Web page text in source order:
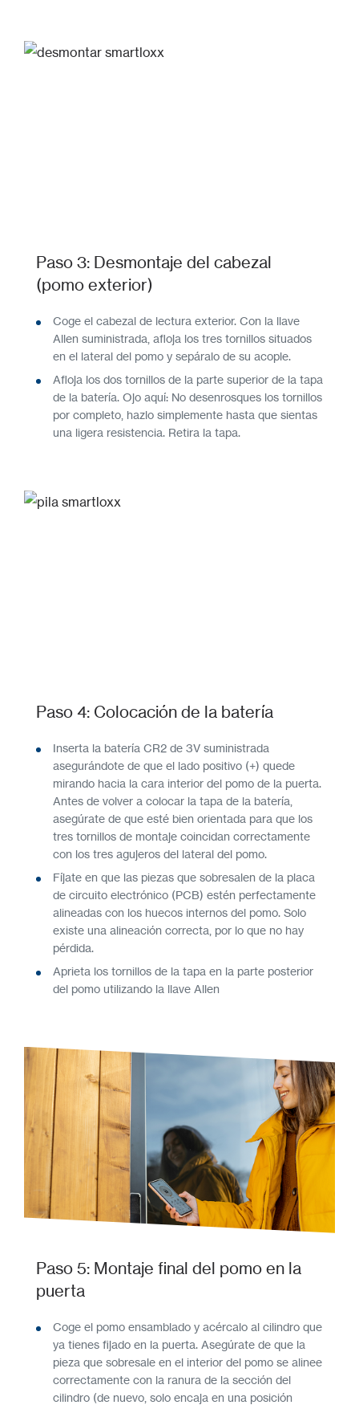
Paso 3: Desmontaje del cabezal
(pomo exterior)
Coge el cabezal de lectura exterior. Con la llave
Allen suministrada, afloja los tres tornillos situados
en el lateral del pomo y sepáralo de su acople.
Afloja los dos tornillos de la parte superior de la tapa
de la batería. Ojo aquí: No desenrosques los tornillos
por completo, hazlo simplemente hasta que sientas
una ligera resistencia. Retira la tapa.
Paso 4: Colocación de la batería
Inserta la batería CR2 de 3V suministrada
asegurándote de que el lado positivo (+) quede
mirando hacia la cara interior del pomo de la puerta.
Antes de volver a colocar la tapa de la batería,
asegúrate de que esté bien orientada para que los
tres tornillos de montaje coincidan correctamente
con los tres agujeros del lateral del pomo.
Fíjate en que las piezas que sobresalen de la placa
de circuito electrónico (PCB) estén perfectamente
alineadas con los huecos internos del pomo. Solo
existe una alineación correcta, por lo que no hay
pérdida.
Aprieta los tornillos de la tapa en la parte posterior
del pomo utilizando la llave Allen
Paso 5: Montaje final del pomo en la
puerta
Coge el pomo ensamblado y acércalo al cilindro que
ya tienes fijado en la puerta. Asegúrate de que la
pieza que sobresale en el interior del pomo se alinee
correctamente con la ranura de la sección del
cilindro (de nuevo, solo encaja en una posición